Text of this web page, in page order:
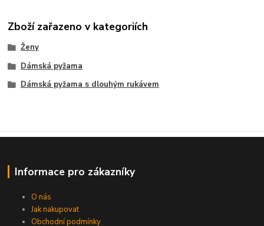
Zboží zařazeno v kategoriích
Ženy
Dámská pyžama
Dámská pyžama s dlouhým rukávem
Informace pro zákazníky
O nás
Jak nakupovat
Obchodní podmínky